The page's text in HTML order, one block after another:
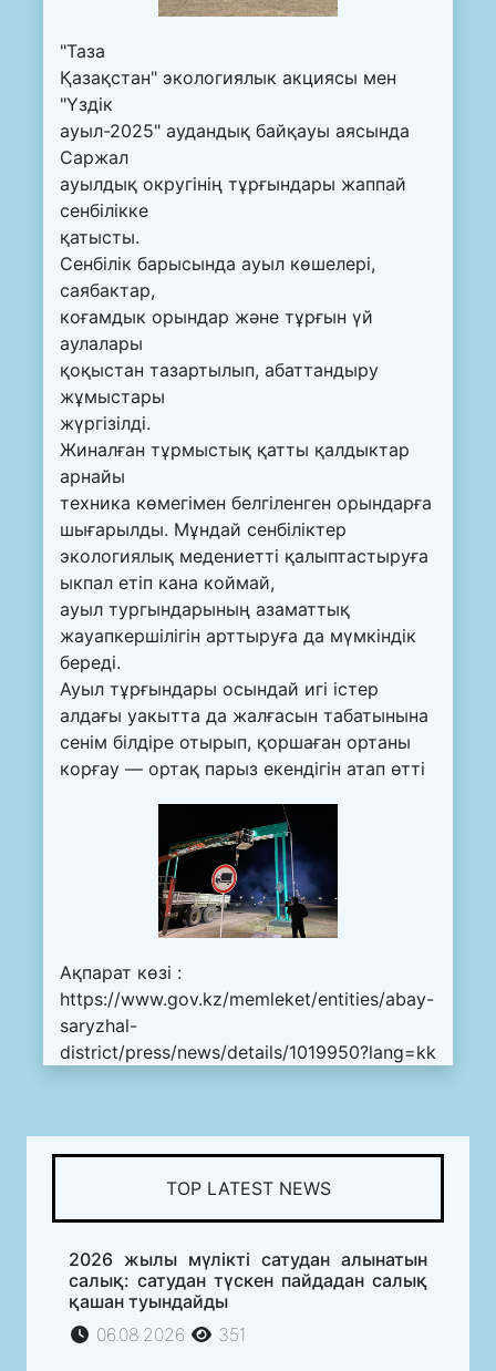
"Таза
Қазақстан" экологиялык акциясы мен
"Үздік
ауыл-2025" аудандық байқауы аясында
Саржал
ауылдық округінің тұрғындары жаппай
сенбілікке
қатысты.
Сенбілік барысында ауыл көшелері,
саябактар,
коғамдык орындар және тұрғын үй
аулалары
қоқыстан тазартылып, абаттандыру
жұмыстары
жүргізілді.
Жиналған тұрмыстық қатты қалдыктар
арнайы
техника көмегімен белгіленген орындарға
шығарылды. Мұндай сенбіліктер
экологиялық медениетті қалыптастыруға
ыкпал етіп кана коймай,
ауыл тургындарының азаматтық
жауапкершілігін арттыруға да мүмкіндік
береді.
Ауыл тұрғындары осындай игі істер
алдағы уакытта да жалғасын табатынына
сенім білдіре отырып, қоршаған ортаны
корғау — ортақ парыз екендігін атап өтті
Ақпарат көзі :
https://www.gov.kz/memleket/entities/abay-
saryzhal-
district/press/news/details/1019950?lang=kk
TOP LATEST NEWS
2026 жылы мүлікті сатудан алынатын
салық: сатудан түскен пайдадан салық
қашан туындайды
06.08.2026
351